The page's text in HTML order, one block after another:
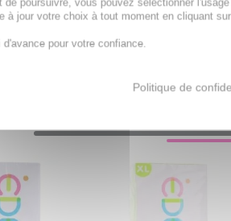
de poursuivre, vous pouvez sélectionner
à jour votre choix à tout moment en cliquant
d'avance pour votre confiance.
Politique de